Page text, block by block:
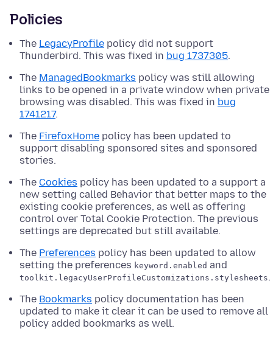
Policies
The LegacyProfile policy did not support
Thunderbird. This was fixed in bug 1737305.
The ManagedBookmarks policy was still allowing
links to be opened in a private window when private
browsing was disabled. This was fixed in bug
1741217.
The FirefoxHome policy has been updated to
support disabling sponsored sites and sponsored
stories.
The Cookies policy has been updated to a support a
new setting called Behavior that better maps to the
existing cookie preferences, as well as offering
control over Total Cookie Protection. The previous
settings are deprecated but still available.
The Preferences policy has been updated to allow
setting the preferences keyword.enabled and
toolkit.legacyUserProfileCustomizations.stylesheets.
The Bookmarks policy documentation has been
updated to make it clear it can be used to remove all
policy added bookmarks as well.